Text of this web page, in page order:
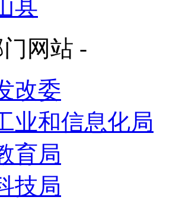
县
网站 -
改委
业和信息化局
育局
技局